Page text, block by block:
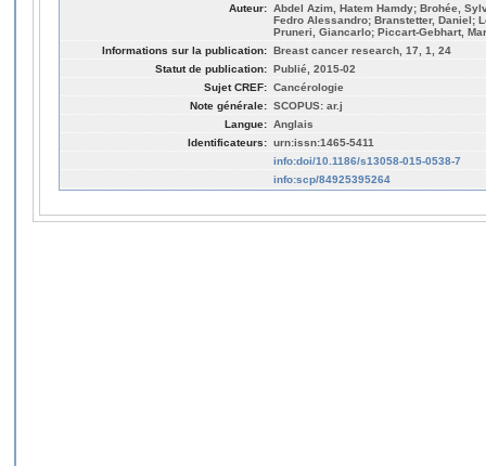
Auteur: Abdel Azim, Hatem Hamdy; Brohée,
Fedro Alessandro; Branstetter, Daniel;
Pruneri, Giancarlo; Piccart-Gebhart,
Informations sur la publication: Breast cancer research, 17, 1, 24
Statut de publication: Publié, 2015-02
Sujet CREF: Cancérologie
Note générale: SCOPUS: ar.j
Langue: Anglais
Identificateurs: urn:issn:1465-5411
info:doi/10.1186/s13058-015-0538-7
info:scp/84925395264